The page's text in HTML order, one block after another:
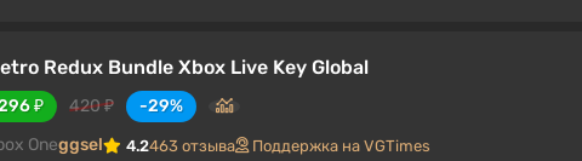
Redux Bundle Xbox Live Key Global
₽ 420 ₽
-29%
Oneggsel 4.2463 отзыва Поддержка на VGTimes